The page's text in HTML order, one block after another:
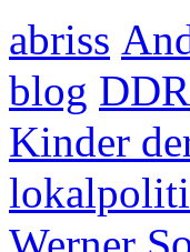
abriss
blog DDR
Kinder